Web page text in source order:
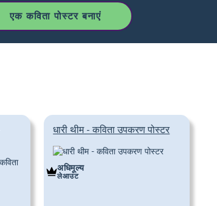
एक कविता पोस्टर बनाएं
धारी थीम - कविता उपकरण पोस्टर
अधिमूल्य
लेआउट